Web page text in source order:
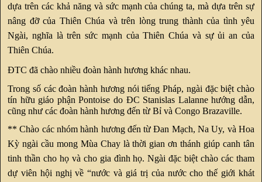
dựa trên các khả năng và sức mạnh của chúng ta, mà dựa trên sự
nâng đỡ của Thiên Chúa và trên lòng trung thành của tình yêu
Ngài, nghĩa là trên sức mạnh của Thiên Chúa và sự ủi an của
Thiên Chúa.
ĐTC đã chào nhiều đoàn hành hương khác nhau.
Trong số các đoàn hành hương nói tiếng Pháp, ngài đặc biệt chào
tín hữu giáo phận Pontoise do ĐC Stanislas Lalanne hướng dẫn,
cũng như các đoàn hành hương đến từ Bỉ và Congo Brazaville.
** Chào các nhóm hành hương đến từ Đan Mạch, Na Uy, và Hoa
Kỳ ngài cầu mong Mùa Chay là thời gian ơn thánh giúp canh tân
tinh thần cho họ và cho gia đình họ. Ngài đặc biệt chào các tham
dự viên hội nghị về “nước và giá trị của nước cho thế giới khát